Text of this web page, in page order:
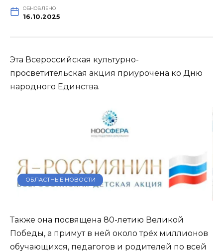
ОБНОВЛЕНО
16.10.2025
Эта Всероссийская культурно-
просветительская акция приурочена ко Дню
народного Единства.
ОБЛАСТНЫЕ НОВОСТИ
Также она посвящена 80-летию Великой
Победы, а примут в ней около трёх миллионов
обучающихся, педагогов и родителей по всей